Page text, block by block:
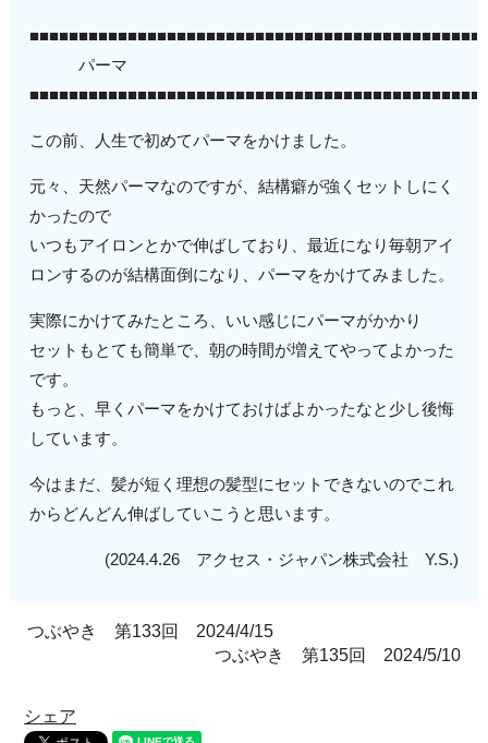
■■■■■■■■■■■■■■■■■■■■■■■■■■■■■■■■■■■■■■■■■■■■■■
パーマ
■■■■■■■■■■■■■■■■■■■■■■■■■■■■■■■■■■■■■■■■■■■■■■
この前、人生で初めてパーマをかけました。
元々、天然パーマなのですが、結構癖が強くセットしにく
かったので
いつもアイロンとかで伸ばしており、最近になり毎朝アイ
ロンするのが結構面倒になり、パーマをかけてみました。
実際にかけてみたところ、いい感じにパーマがかかり
セットもとても簡単で、朝の時間が増えてやってよかった
です。
もっと、早くパーマをかけておけばよかったなと少し後悔
しています。
今はまだ、髪が短く理想の髪型にセットできないのでこれ
からどんどん伸ばしていこうと思います。
(2024.4.26 アクセス・ジャパン株式会社 Y.S.)
つぶやき 第133回 2024/4/15
つぶやき 第135回 2024/5/10
シェア